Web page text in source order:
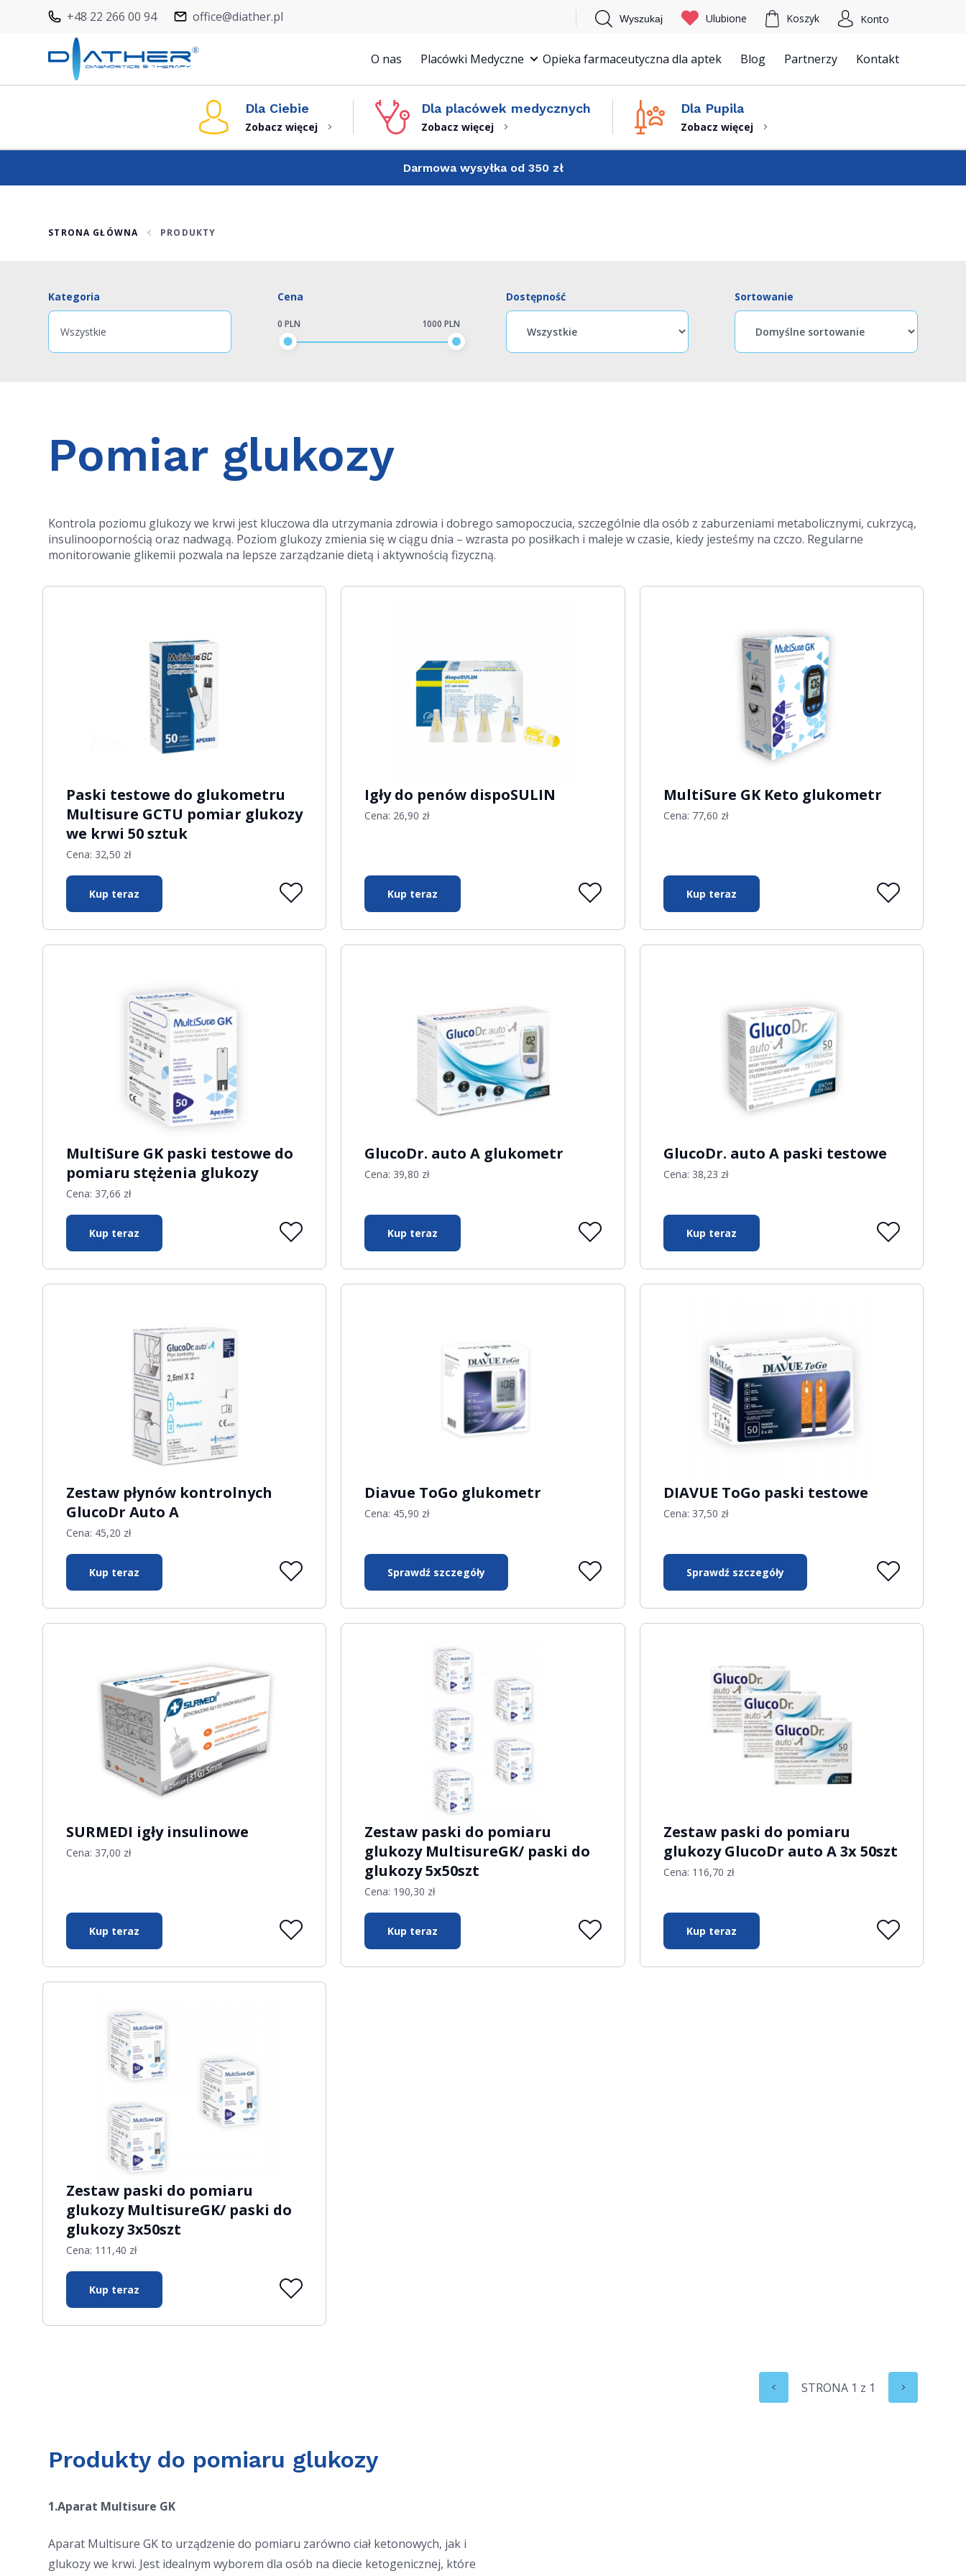
+48 22 266 00 94 office@diather.pl
O nas Placówki Medyczne Opieka farmaceutyczna dla aptek Blog Partnerzy Kontakt
Wyszukaj Ulubione Koszyk Konto
Dla Ciebie
Zobacz więcej
Dla placówek medycznych
Zobacz więcej
Dla Pupila
Zobacz więcej
Darmowa wysyłka od 350 zł
STRONA GŁÓWNA PRODUKTY
Kategoria
Wszystkie
Cena
0 PLN 1000 PLN
Dostępność Sortowanie
Pomiar glukozy
Kontrola poziomu glukozy we krwi jest kluczowa dla utrzymania zdrowia i dobrego samopoczucia, szczególnie dla osób z zaburzeniami metabolicznymi, cukrzycą,
insulinoopornością oraz nadwagą. Poziom glukozy zmienia się w ciągu dnia – wzrasta po posiłkach i maleje w czasie, kiedy jesteśmy na czczo. Regularne
monitorowanie glikemii pozwala na lepsze zarządzanie dietą i aktywnością fizyczną.
Paski testowe do glukometru
Multisure GCTU pomiar glukozy
we krwi 50 sztuk
Cena: 32,50 zł
Kup teraz
Igły do penów dispoSULIN
Cena: 26,90 zł
Kup teraz
MultiSure GK Keto glukometr
Cena: 77,60 zł
Kup teraz
MultiSure GK paski testowe do
pomiaru stężenia glukozy
Cena: 37,66 zł
Kup teraz
GlucoDr. auto A glukometr
Cena: 39,80 zł
Kup teraz
GlucoDr. auto A paski testowe
Cena: 38,23 zł
Kup teraz
Zestaw płynów kontrolnych
GlucoDr Auto A
Cena: 45,20 zł
Kup teraz
Diavue ToGo glukometr
Cena: 45,90 zł
Sprawdź szczegóły
DIAVUE ToGo paski testowe
Cena: 37,50 zł
Sprawdź szczegóły
SURMEDI igły insulinowe
Cena: 37,00 zł
Kup teraz
Zestaw paski do pomiaru
glukozy MultisureGK/ paski do
glukozy 5x50szt
Cena: 190,30 zł
Kup teraz
Zestaw paski do pomiaru
glukozy GlucoDr auto A 3x 50szt
Cena: 116,70 zł
Kup teraz
Zestaw paski do pomiaru
glukozy MultisureGK/ paski do
glukozy 3x50szt
Cena: 111,40 zł
Kup teraz
STRONA 1 z 1
Produkty do pomiaru glukozy
1.Aparat Multisure GK
Aparat Multisure GK to urządzenie do pomiaru zarówno ciał ketonowych, jak i
glukozy we krwi. Jest idealnym wyborem dla osób na diecie ketogenicznej, które